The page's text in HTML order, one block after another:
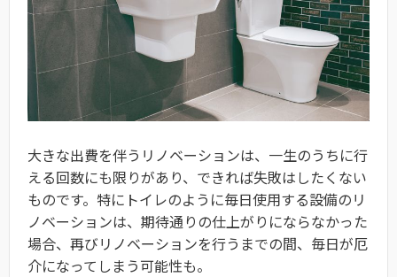
大きな出費を伴うリノベーションは、一生のうちに行
える回数にも限りがあり、できれば失敗はしたくない
ものです。特にトイレのように毎日使用する設備のリ
ノベーションは、期待通りの仕上がりにならなかった
場合、再びリノベーションを行うまでの間、毎日が厄
介になってしまう可能性も。